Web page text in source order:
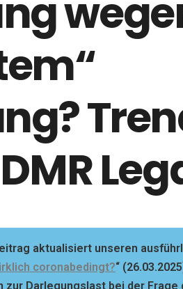
aktualisiert unseren
coronabedingt?“
Darlegungslast bei der